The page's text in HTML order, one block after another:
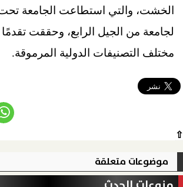
الخشت، والتي استطاعت الجامعة تحت
لجامعة من الجيل الرابع، وحققت تقدمًا
مختلف التصنيفات الدولية المرموقة.
⇧
موضوعات متعلقة